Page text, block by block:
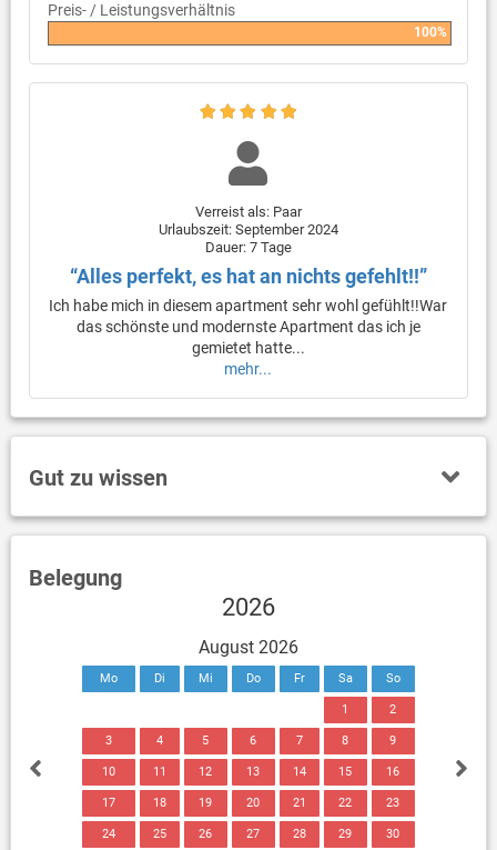
Preis- / Leistungsverhältnis
100%
Verreist als: Paar
Urlaubszeit: September 2024
Dauer: 7 Tage
“Alles perfekt, es hat an nichts gefehlt!!”
Ich habe mich in diesem apartment sehr wohl gefühlt!!War
das schönste und modernste Apartment das ich je
gemietet hatte...
mehr...
Gut zu wissen
Belegung
2026
August 2026
Mo Di Mi Do Fr Sa So
1 2
3 4 5 6 7 8 9
10 11 12 13 14 15 16
17 18 19 20 21 22 23
24 25 26 27 28 29 30